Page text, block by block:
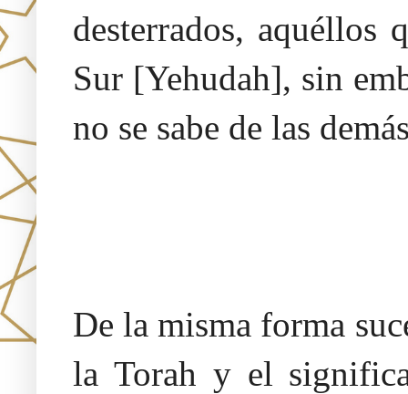
desterrados,
Sur [Yehudah], sin
no se sabe de las
De la misma forma
la Torah y el